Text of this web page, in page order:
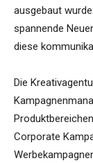
ausgebaut
spannende
diese
Die
Corporate